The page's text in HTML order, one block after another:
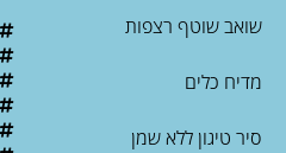
שואב שוטף רצפות
מדיח כלים
סיר טיגון ללא שמן